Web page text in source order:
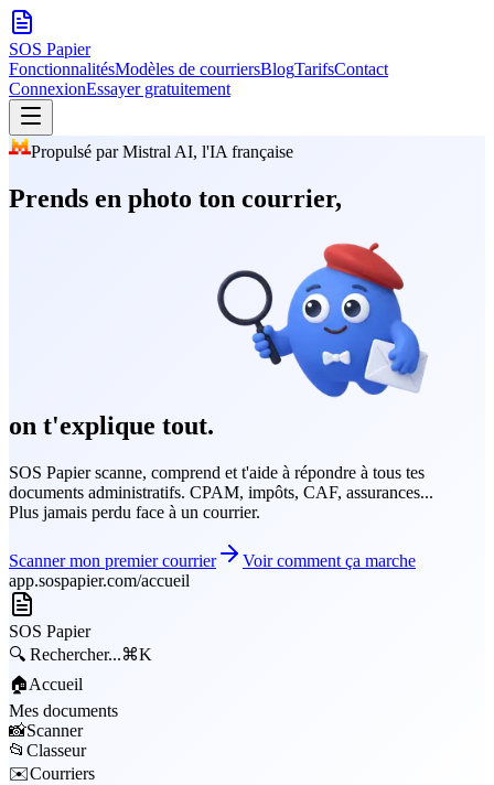
SOS Papier
FonctionnalitésModèles de courriersBlogTarifsContact
ConnexionEssayer gratuitement
Propulsé par Mistral AI, l'IA française
Prends en photo ton courrier,
on t'explique tout.
SOS Papier scanne, comprend et t'aide à répondre à tous tes
documents administratifs. CPAM, impôts, CAF, assurances...
Plus jamais perdu face à un courrier.
Scanner mon premier courrier
Voir comment ça marche
app.sospapier.com/accueil
SOS Papier
🔍 Rechercher...⌘K
🏠Accueil
Mes documents
📸Scanner
📂 Classeur
✉️Courriers